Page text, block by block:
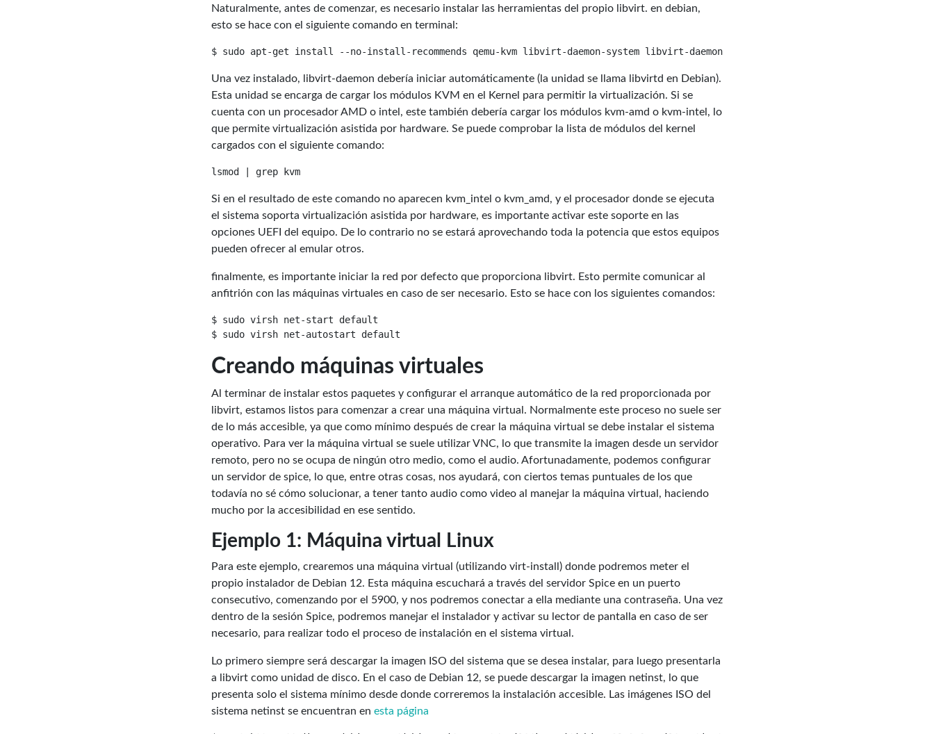
Naturalmente, antes de comenzar, es necesario instalar las herramientas del propio libvirt. en debian,
esto se hace con el siguiente comando en terminal:
Una vez instalado, libvirt-daemon debería iniciar automáticamente (la unidad se llama libvirtd en Debian).
Esta unidad se encarga de cargar los módulos KVM en el Kernel para permitir la virtualización. Si se
cuenta con un procesador AMD o intel, este también debería cargar los módulos kvm-amd o kvm-intel, lo
que permite virtualización asistida por hardware. Se puede comprobar la lista de módulos del kernel
cargados con el siguiente comando:
Si en el resultado de este comando no aparecen kvm_intel o kvm_amd, y el procesador donde se ejecuta
el sistema soporta virtualización asistida por hardware, es importante activar este soporte en las
opciones UEFI del equipo. De lo contrario no se estará aprovechando toda la potencia que estos equipos
pueden ofrecer al emular otros.
finalmente, es importante iniciar la red por defecto que proporciona libvirt. Esto permite comunicar al
anfitrión con las máquinas virtuales en caso de ser necesario. Esto se hace con los siguientes comandos:
$ sudo virsh net-start default
Creando máquinas virtuales
Al terminar de instalar estos paquetes y configurar el arranque automático de la red proporcionada por
libvirt, estamos listos para comenzar a crear una máquina virtual. Normalmente este proceso no suele ser
de lo más accesible, ya que como mínimo después de crear la máquina virtual se debe instalar el sistema
operativo. Para ver la máquina virtual se suele utilizar VNC, lo que transmite la imagen desde un servidor
remoto, pero no se ocupa de ningún otro medio, como el audio. Afortunadamente, podemos configurar
un servidor de spice, lo que, entre otras cosas, nos ayudará, con ciertos temas puntuales de los que
todavía no sé cómo solucionar, a tener tanto audio como video al manejar la máquina virtual, haciendo
mucho por la accesibilidad en ese sentido.
Ejemplo 1: Máquina virtual Linux
Para este ejemplo, crearemos una máquina virtual (utilizando virt-install) donde podremos meter el
propio instalador de Debian 12. Esta máquina escuchará a través del servidor Spice en un puerto
consecutivo, comenzando por el 5900, y nos podremos conectar a ella mediante una contraseña. Una vez
dentro de la sesión Spice, podremos manejar el instalador y activar su lector de pantalla en caso de ser
necesario, para realizar todo el proceso de instalación en el sistema virtual.
Lo primero siempre será descargar la imagen ISO del sistema que se desea instalar, para luego presentarla
a libvirt como unidad de disco. En el caso de Debian 12, se puede descargar la imagen netinst, lo que
presenta solo el sistema mínimo desde donde correremos la instalación accesible. Las imágenes ISO del
sistema netinst se encuentran en esta página